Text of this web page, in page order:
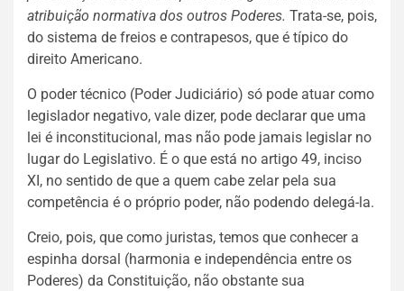
atribuição normativa dos outros Poderes. Trata-se, pois,
do sistema de freios e contrapesos, que é típico do
direito Americano.
O poder técnico (Poder Judiciário) só pode atuar como
legislador negativo, vale dizer, pode declarar que uma
lei é inconstitucional, mas não pode jamais legislar no
lugar do Legislativo. É o que está no artigo 49, inciso
XI, no sentido de que a quem cabe zelar pela sua
competência é o próprio poder, não podendo delegá-la.
Creio, pois, que como juristas, temos que conhecer a
espinha dorsal (harmonia e independência entre os
Poderes) da Constituição, não obstante sua